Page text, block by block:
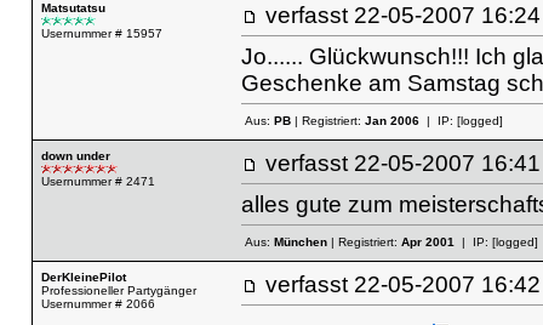
Matsutatsu
Usernummer # 15957
verfasst 22-05-2007
Jo...... Glückwunsch!!! Ich
Geschenke am Samstag
Aus: PB| Registriert: Jan 2006| IP: [logged]
down under
Usernummer # 2471
verfasst 22-05-2007
alles gute zum
Aus: München| Registriert: Apr 2001| IP: [logged]
DerKleinePilot
Professioneller Partygänger
Usernummer # 2066
verfasst 22-05-2007